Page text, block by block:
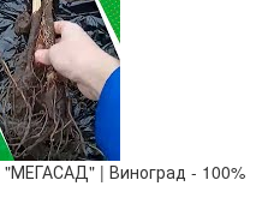
| Виноград - 100%